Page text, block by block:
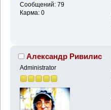
Сообщений: 79
Карма: 0
Александр Ривилис
Administrator